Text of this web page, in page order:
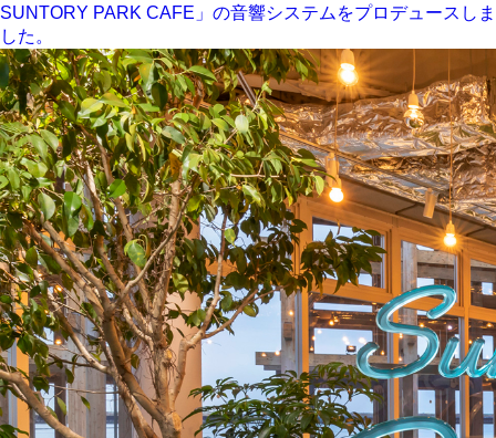
SUNTORY PARK CAFE」の音響システムをプロデュースしま
した。